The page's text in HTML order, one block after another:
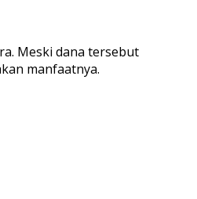
Meski dana tersebut
manfaatnya.